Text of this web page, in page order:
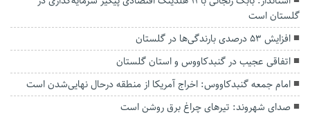
گلستان است
افزایش ۵۳ درصدی بارندگی‌ها در گلستان
اتفاقی عجیب در‌ گنبدکاووس و استان گلستان
امام جمعه گنبدکاووس: اخراج آمریکا از منطقه درحال نهایی‌شدن است
صدای شهروند: تیرهای چراغ برق روشن است